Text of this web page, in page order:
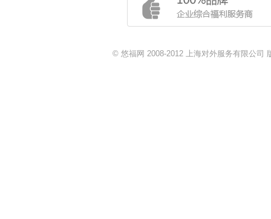
© 悠福网 2008-2012 上海对外服务有限公司